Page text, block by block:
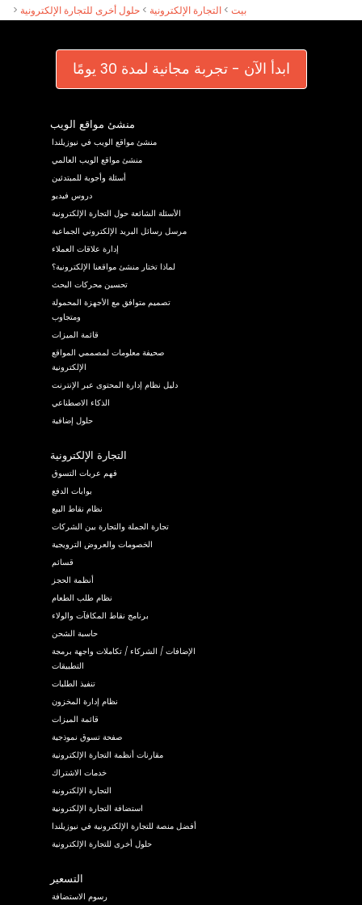
> بيت > التجارة الإلكترونية > حلول أخرى للتجارة الإلكترونية
ابدأ الآن - تجربة مجانية لمدة 30 يومًا
منشئ مواقع الويب
منشئ مواقع الويب في نيوزيلندا
منشئ مواقع الويب العالمي
أسئلة وأجوبة للمبتدئين
دروس فيديو
الأسئلة الشائعة حول التجارة الإلكترونية
مرسل رسائل البريد الإلكتروني الجماعية
إدارة علاقات العملاء
لماذا تختار منشئ مواقعنا الإلكترونية؟
تحسين محركات البحث
تصميم متوافق مع الأجهزة المحمولة
ومتجاوب
قائمة الميزات
صحيفة معلومات لمصممي المواقع
الإلكترونية
دليل نظام إدارة المحتوى عبر الإنترنت
الذكاء الاصطناعي
حلول إضافية
التجارة الإلكترونية
فهم عربات التسوق
بوابات الدفع
نظام نقاط البيع
تجارة الجملة والتجارة بين الشركات
الخصومات والعروض الترويجية
قسائم
أنظمة الحجز
نظام طلب الطعام
برنامج نقاط المكافآت والولاء
حاسبة الشحن
الإضافات / الشركاء / تكاملات واجهة برمجة
التطبيقات
تنفيذ الطلبات
نظام إدارة المخزون
قائمة الميزات
صفحة تسوق نموذجية
مقارنات أنظمة التجارة الإلكترونية
خدمات الاشتراك
التجارة الإلكترونية
استضافة التجارة الإلكترونية
أفضل منصة للتجارة الإلكترونية في نيوزيلندا
حلول أخرى للتجارة الإلكترونية
التسعير
رسوم الاستضافة